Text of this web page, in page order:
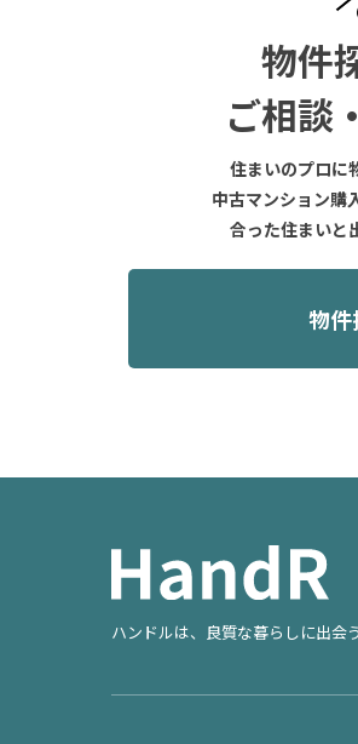
物件
ご相談
住まいのプロに
中古マンション購
合った住まいと
物件
ハンドルは、良質な暮らしに出会